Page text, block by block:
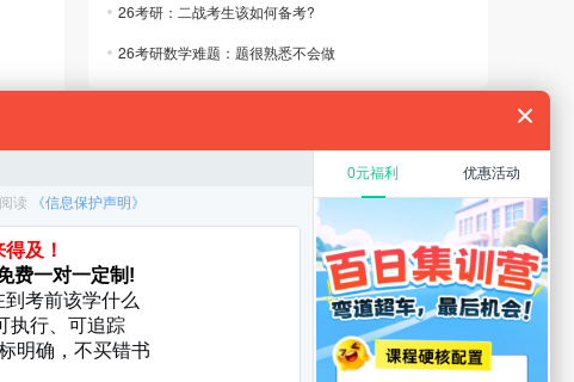
26考研：二战考生该如何备考?
26考研数学难题：题很熟悉不会做
考研规划
考研复试
考研调剂
厦门大学 华中科技大学 启航分校